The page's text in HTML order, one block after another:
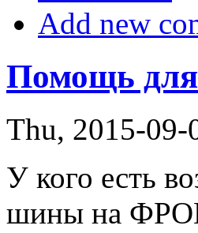
Add new
Помощь
Thu, 2015-
У кого есть
шины на